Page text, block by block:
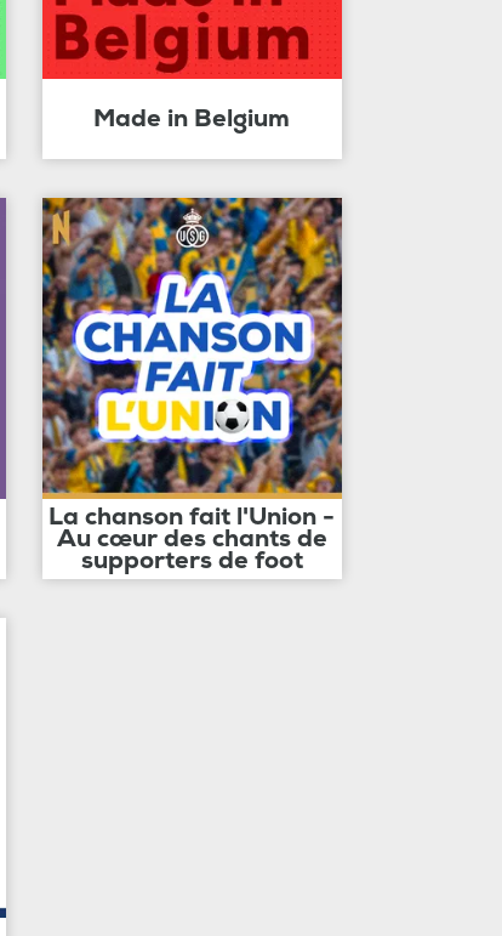
Made in Belgium
La chanson fait l'Union -
Au cœur des chants de
supporters de foot